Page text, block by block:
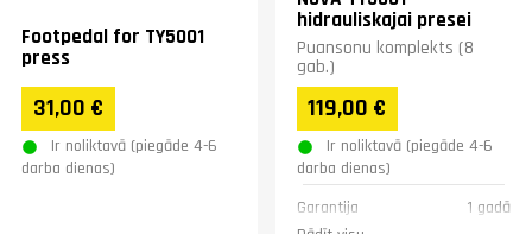
Footpedal for TY5001
press
31,00 €
Ir noliktavā (piegāde 4-6
darba dienas)
hidrauliskajai presei
Puansonu komplekts (8
gab.)
119,00 €
Ir noliktavā (piegāde 4-6
darba dienas)
Garantija
1 gadā